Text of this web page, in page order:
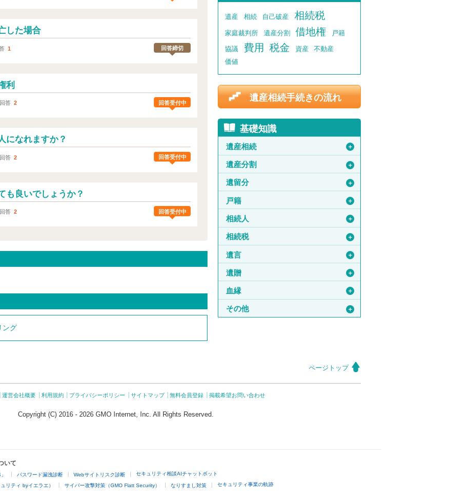
した場合
1 回答締切
利
回答 2 回答受付中
になれますか？
回答 2 回答受付中
も良いでしょうか？
回答 2 回答受付中
ング
遺産 相続 自己破産 相続税
家庭裁判所 遺産分割 借地権 戸籍
協議 費用 税金 資産
不動産
価値
遺産相続手続きの流れ
基礎知識
遺産相続 ＋
遺産分割 ＋
遺留分 ＋
戸籍 ＋
相続人 ＋
相続税 ＋
遺言 ＋
遺贈 ＋
血縁 ＋
その他 ＋
ページトップ
運営会社概要 利用規約 プライバシーポリシー サイトマップ 無料会員登録 掲載希望お問い合わせ
Copyright (C) 2016 - 2026 GMO Internet, Inc. All Rights Reserved.
いて
パスワード漏洩診断 Webサイトリスク診断 セキュリティ相談AIチャットボット
リティ byイエラエ） サイバー攻撃対策（GMO Flatt Security） なりすまし対策 セキュリティ事業の軌跡